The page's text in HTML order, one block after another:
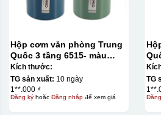
Hộp cơm văn phòng Trung
Quốc 3 tầng 6515- màu
xanh
Kích thước:
TG sản xuất: 10 ngày
1**.000 ₫
Đăng kýhoặc Đăng nhậpđể xem giá
TG